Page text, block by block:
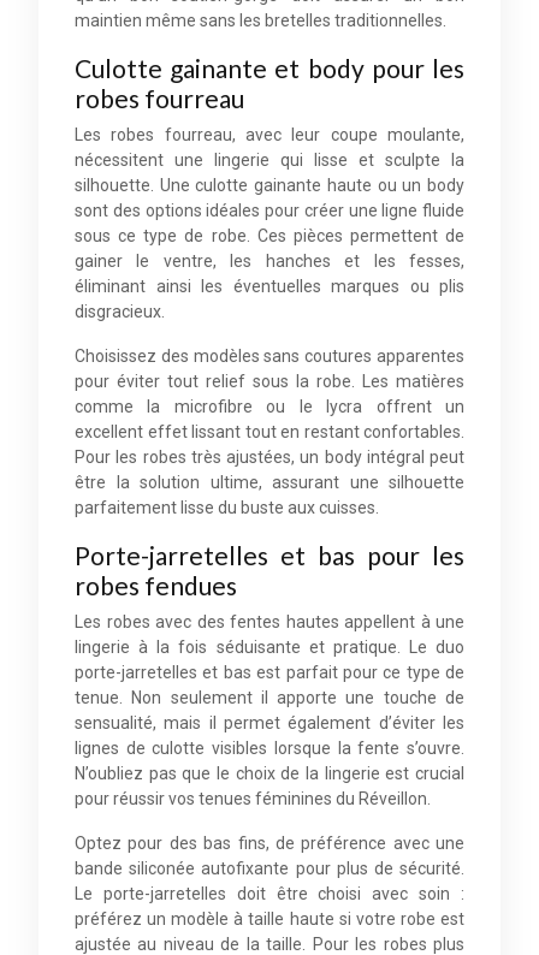
maintien même sans les bretelles traditionnelles.
Culotte gainante et body pour les
robes fourreau
Les robes fourreau, avec leur coupe moulante,
nécessitent une lingerie qui lisse et sculpte la
silhouette. Une culotte gainante haute ou un body
sont des options idéales pour créer une ligne fluide
sous ce type de robe. Ces pièces permettent de
gainer le ventre, les hanches et les fesses,
éliminant ainsi les éventuelles marques ou plis
disgracieux.
Choisissez des modèles sans coutures apparentes
pour éviter tout relief sous la robe. Les matières
comme la microfibre ou le lycra offrent un
excellent effet lissant tout en restant confortables.
Pour les robes très ajustées, un body intégral peut
être la solution ultime, assurant une silhouette
parfaitement lisse du buste aux cuisses.
Porte-jarretelles et bas pour les
robes fendues
Les robes avec des fentes hautes appellent à une
lingerie à la fois séduisante et pratique. Le duo
porte-jarretelles et bas est parfait pour ce type de
tenue. Non seulement il apporte une touche de
sensualité, mais il permet également d’éviter les
lignes de culotte visibles lorsque la fente s’ouvre.
N’oubliez pas que le choix de la lingerie est crucial
pour réussir vos tenues féminines du Réveillon.
Optez pour des bas fins, de préférence avec une
bande siliconée autofixante pour plus de sécurité.
Le porte-jarretelles doit être choisi avec soin :
préférez un modèle à taille haute si votre robe est
ajustée au niveau de la taille. Pour les robes plus